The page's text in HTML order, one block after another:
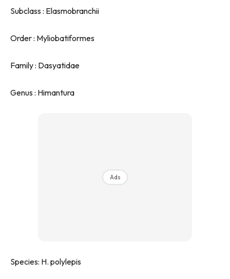
Subclass : Elasmobranchii
Order : Myliobatiformes
Family : Dasyatidae
Genus : Himantura
Ads
Species: H. polylepis